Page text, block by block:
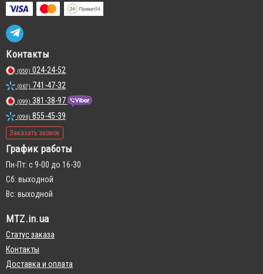
Контакты
(050) 024-24-52
(067) 741-47-32
(099) 381-38-97
(096) 855-45-39
Заказать звонок
График работы
Пн-Пт: с 9-00 до 16-30
Сб: выходной
Вс: выходной
MTZ.in.ua
Статус заказа
Контакты
Доставка и оплата